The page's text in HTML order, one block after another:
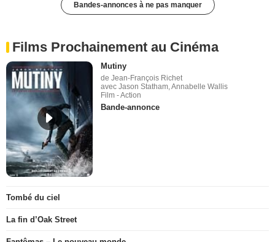
Bandes-annonces à ne pas manquer
Films Prochainement au Cinéma
Mutiny
de Jean-François Richet
avec Jason Statham, Annabelle Wallis
Film - Action
Bande-annonce
Tombé du ciel
La fin d’Oak Street